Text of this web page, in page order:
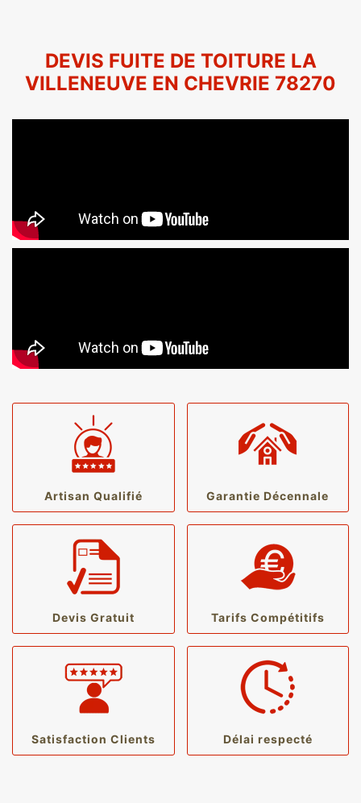
DEVIS FUITE DE TOITURE LA
VILLENEUVE EN CHEVRIE 78270
Artisan Qualifié Garantie Décennale
Devis Gratuit Tarifs Compétitifs
Satisfaction Clients Délai respecté